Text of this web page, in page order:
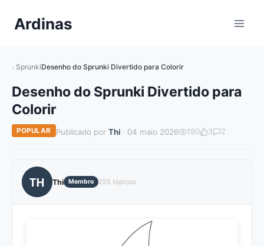
paraArdinas
SprunkiDesenho do Sprunki Divertido para Colorir
Desenho do Sprunki Divertido para
Colorir
POPULAR Publicado por Thi· 04 maio 2026 190 3 2
TH Thi Membro 255 tópicos